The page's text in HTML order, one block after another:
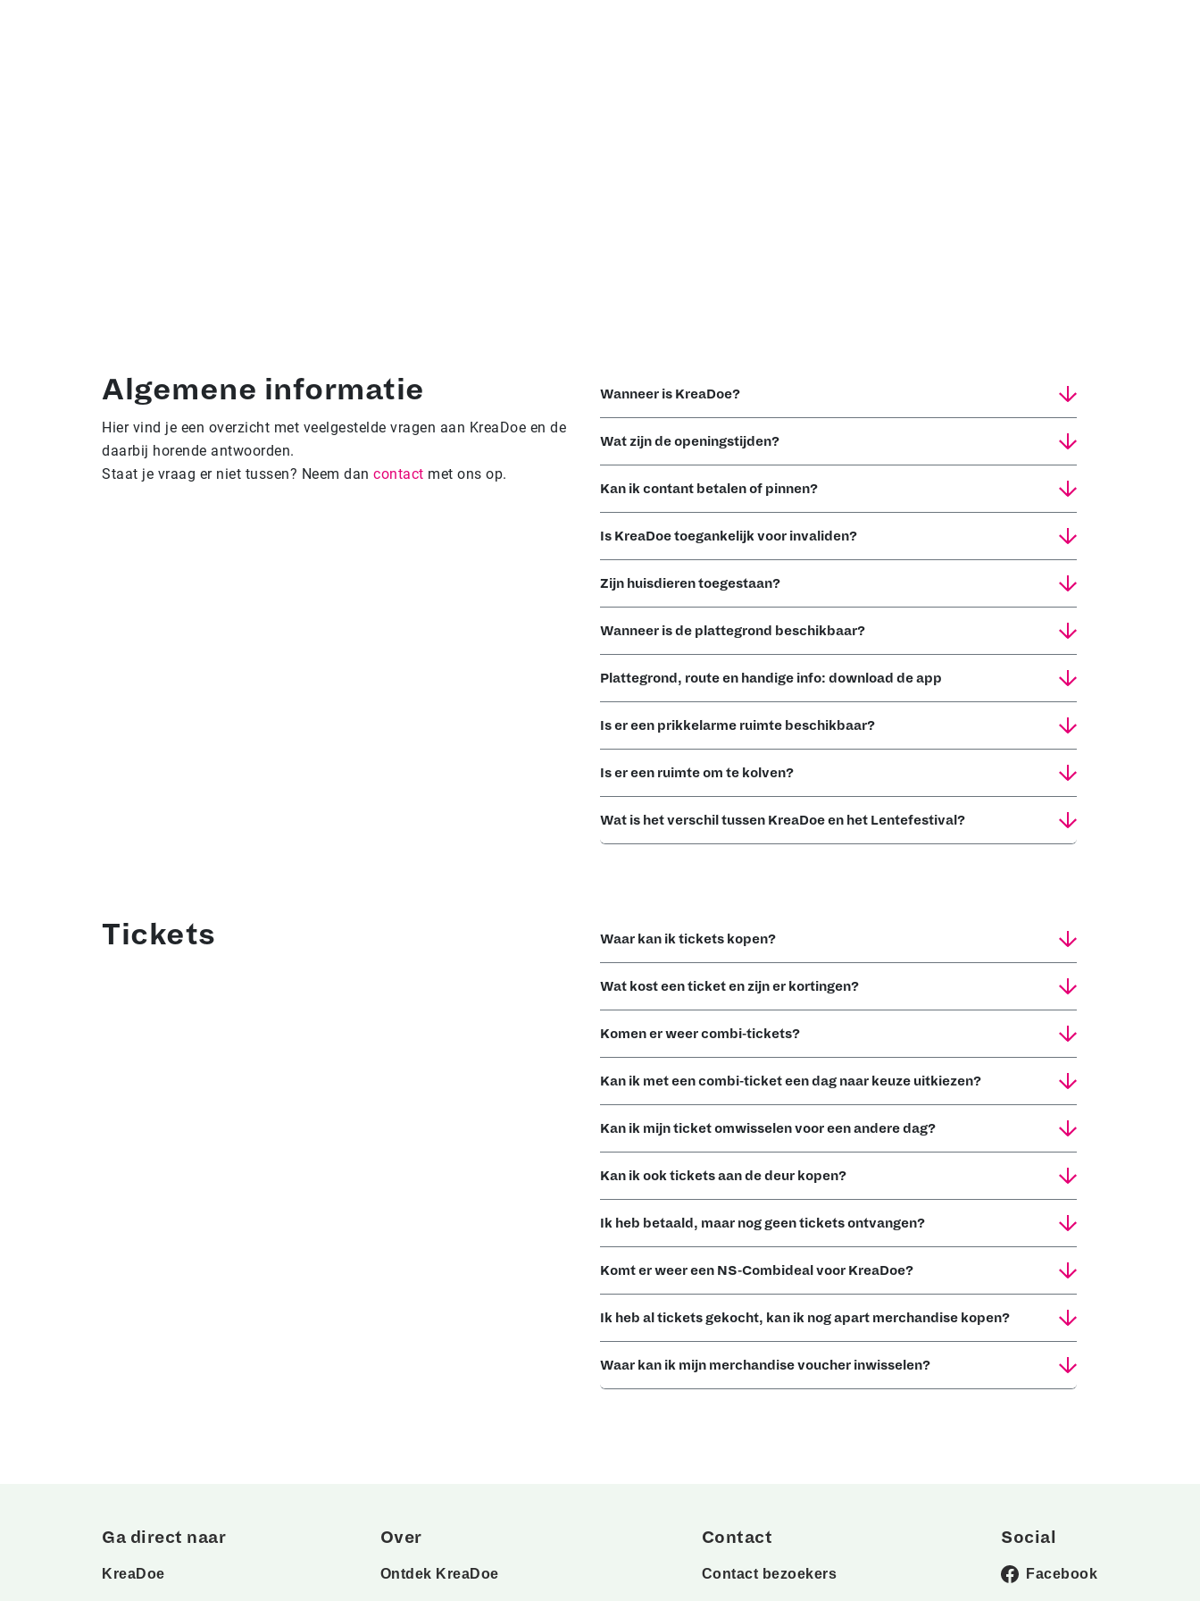
Algemene informatie
Hier vind je een overzicht met veelgestelde vragen aan KreaDoe en de
daarbij horende antwoorden.
Staat je vraag er niet tussen? Neem dan contact met ons op.
Wanneer is KreaDoe?
Wat zijn de openingstijden?
Kan ik contant betalen of pinnen?
Is KreaDoe toegankelijk voor invaliden?
Zijn huisdieren toegestaan?
Wanneer is de plattegrond beschikbaar?
Plattegrond, route en handige info: download de app
Is er een prikkelarme ruimte beschikbaar?
Is er een ruimte om te kolven?
Wat is het verschil tussen KreaDoe en het Lentefestival?
Tickets Waar kan ik tickets kopen?
Wat kost een ticket en zijn er kortingen?
Komen er weer combi-tickets?
Kan ik met een combi-ticket een dag naar keuze uitkiezen?
Kan ik mijn ticket omwisselen voor een andere dag?
Kan ik ook tickets aan de deur kopen?
Ik heb betaald, maar nog geen tickets ontvangen?
Komt er weer een NS-Combideal voor KreaDoe?
Ik heb al tickets gekocht, kan ik nog apart merchandise kopen?
Waar kan ik mijn merchandise voucher inwisselen?
Ga direct naar
KreaDoe
Over
Ontdek KreaDoe
Contact
Contact bezoekers
Social
Facebook